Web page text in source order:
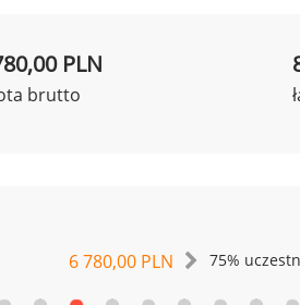
PLN
brutto
6 780,00 PLN 75%